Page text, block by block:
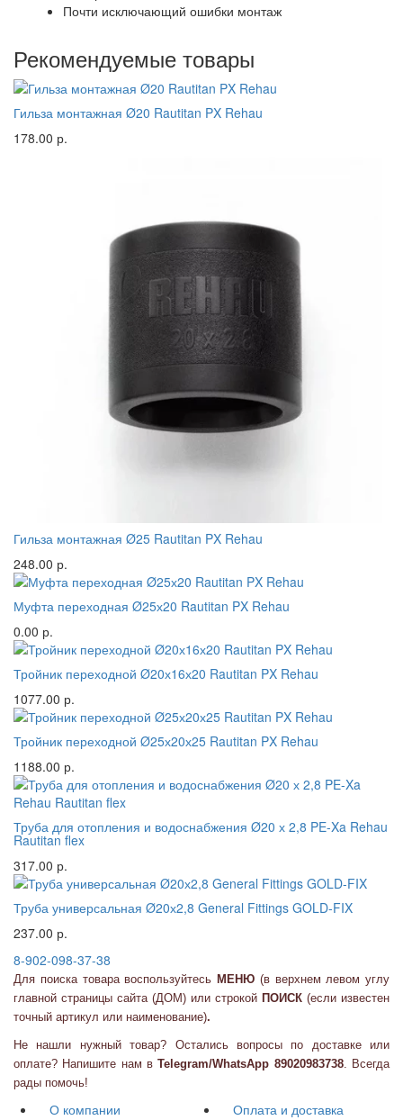
Почти исключающий ошибки монтаж
Рекомендуемые товары
Гильза монтажная Ø20 Rautitan PX Rehau
178.00 р.
Гильза монтажная Ø25 Rautitan PX Rehau
248.00 р.
Муфта переходная Ø25х20 Rautitan PX Rehau
0.00 р.
Тройник переходной Ø20х16х20 Rautitan PX Rehau
1077.00 р.
Тройник переходной Ø25х20х25 Rautitan PX Rehau
1188.00 р.
Труба для отопления и водоснабжения Ø20 х 2,8 PE-Xa Rehau
Rautitan flex
317.00 р.
Труба универсальная Ø20х2,8 General Fittings GOLD-FIX
237.00 р.
8-902-098-37-38
Для поиска товара воспользуйтесь МЕНЮ (в верхнем левом углу
главной страницы сайта (ДОМ) или строкой ПОИСК (если известен
точный артикул или наименование).
Не нашли нужный товар? Остались вопросы по доставке или
оплате? Напишите нам вTelegram/WhatsApp 89020983738. Всегда
рады помочь!
О компании
Оплата и доставка